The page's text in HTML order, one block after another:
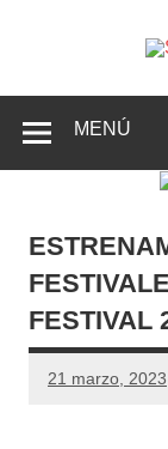
Crevillente,
MENÚ
FESTIVAL
21 marzo, 2023